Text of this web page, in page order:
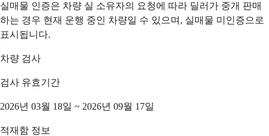
실매물 인증은 차량 실 소유자의 요청에 따라 딜러가 중개 판매
하는 경우 현재 운행 중인 차량일 수 있으며, 실매물 미인증으로
표시됩니다.
차량 검사
검사 유효기간
2026년 03월 18일 ~ 2026년 09월 17일
적재함 정보